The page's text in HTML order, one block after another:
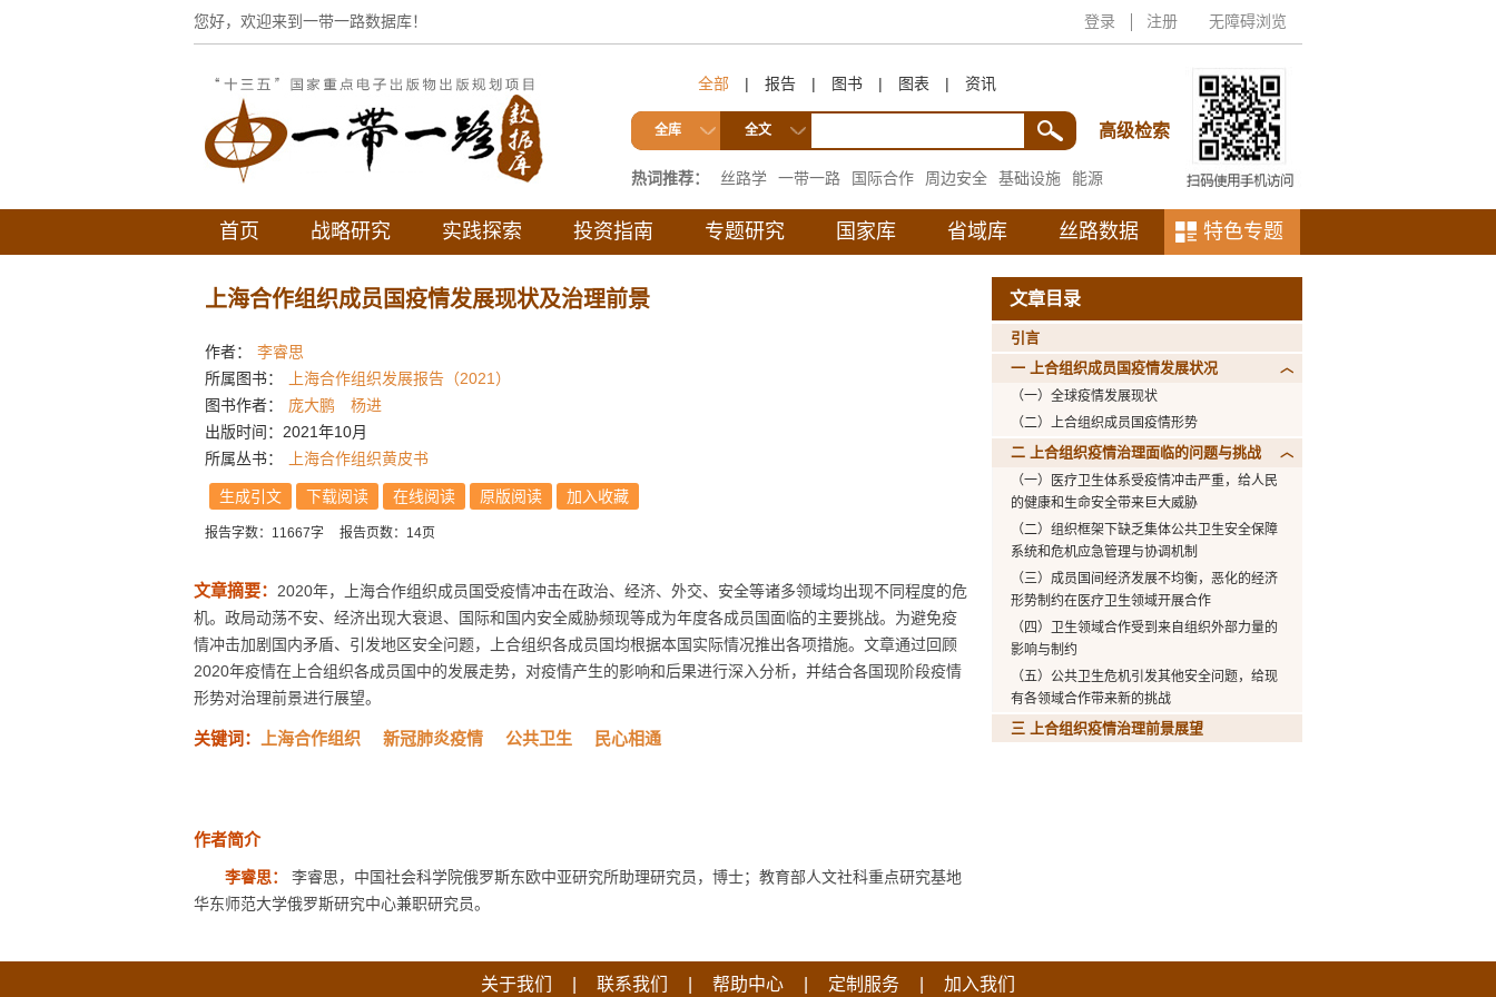
登录 注册 无障碍浏览
您好，欢迎来到一带一路数据库！
全部 | 报告 | 图书 | 图表 | 资讯
全库 全文 高级检索
热词推荐： 丝路学 一带一路 国际合作 周边安全 基础设施
能源
互联互通
首页 战略研究 实践探索 投资指南 专题研究 国家库 省域库 丝路数据 特色专题
上海合作组织成员国疫情发展现状及治理前景
作者：
李睿思
所属图书：
上海合作组织发展报告（2021）
图书作者：
庞大鹏
杨进
出版时间：2021年10月
所属丛书：
上海合作组织黄皮书
生成引文 下载阅读 在线阅读 原版阅读 加入收藏
报告字数：11667字 报告页数：14页
文章摘要： 2020年，上海合作组织成员国受疫情冲击在政治、经济、外交、安全等诸多领域均出现不同程度的危
机。政局动荡不安、经济出现大衰退、国际和国内安全威胁频现等成为年度各成员国面临的主要挑战。为避免疫
情冲击加剧国内矛盾、引发地区安全问题，上合组织各成员国均根据本国实际情况推出各项措施。文章通过回顾
2020年疫情在上合组织各成员国中的发展走势，对疫情产生的影响和后果进行深入分析，并结合各国现阶段疫情
形势对治理前景进行展望。
关键词： 上海合作组织 新冠肺炎疫情 公共卫生 民心相通
作者简介
李睿思：
李睿思，中国社会科学院俄罗斯东欧中亚研究所助理研究员，博士；教育部人文社科重点研究基地
华东师范大学俄罗斯研究中心兼职研究员。
文章目录
引言
一 上合组织成员国疫情发展状况
（一）全球疫情发展现状
（二）上合组织成员国疫情形势
二 上合组织疫情治理面临的问题与挑战
（一）医疗卫生体系受疫情冲击严重，给人民
的健康和生命安全带来巨大威胁
（二）组织框架下缺乏集体公共卫生安全保障
系统和危机应急管理与协调机制
（三）成员国间经济发展不均衡，恶化的经济
形势制约在医疗卫生领域开展合作
（四）卫生领域合作受到来自组织外部力量的
影响与制约
（五）公共卫生危机引发其他安全问题，给现
有各领域合作带来新的挑战
三 上合组织疫情治理前景展望
关于我们 联系我们 帮助中心 定制服务 加入我们